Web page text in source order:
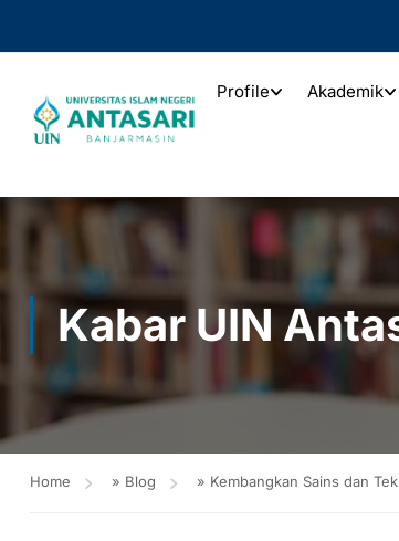
Profile Akademik
Kabar UIN
Home » Blog » Kembangkan Sains dan